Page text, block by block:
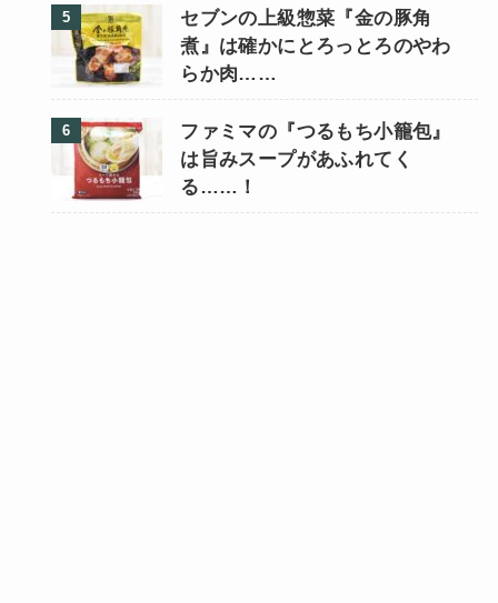
セブンの上級惣菜『金の豚角
煮』は確かにとろっとろのやわ
らか肉……
ファミマの『つるもち小籠包』
は旨みスープがあふれてく
る……！